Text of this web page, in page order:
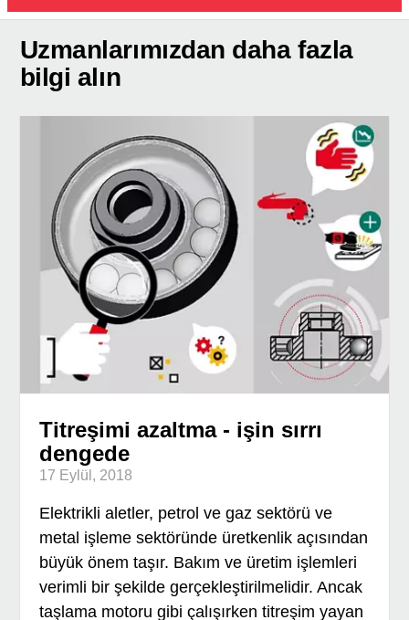
Uzmanlarımızdan daha fazla
bilgi alın
Titreşimi azaltma - işin sırrı
dengede
17 Eylül, 2018
Elektrikli aletler, petrol ve gaz sektörü ve
metal işleme sektöründe üretkenlik açısından
büyük önem taşır. Bakım ve üretim işlemleri
verimli bir şekilde gerçekleştirilmelidir. Ancak
taşlama motoru gibi çalışırken titreşim yayan